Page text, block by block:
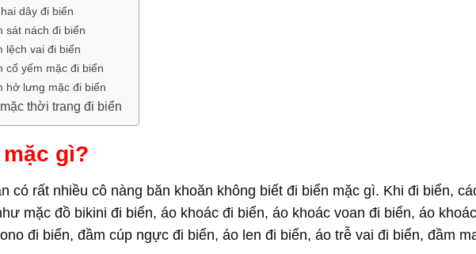
dây đi biển
sát nách đi biển
lệch vai đi biển
cổ yếm mặc đi biển
hở lưng mặc đi biển
thời trang đi biển
gì?
có rất nhiều cô nàng băn khoăn không biết đi biển mặc gì. Khi đi biển,
mặc đồ bikini đi biển, áo khoác đi biển, áo khoác voan đi biển, áo
đi biển, đầm cúp ngực đi biển, áo len đi biển, áo trễ vai đi biển, đầm